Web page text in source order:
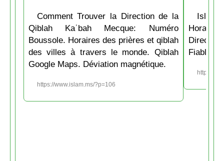
Comment Trouver la Direction de la
Qiblah Kaʿbah Mecque: Numéro
Boussole. Horaires des prières et qiblah
des villes à travers le monde. Qiblah
Google Maps. Déviation magnétique.
https://www.islam.ms/?p=106
Fiable et
https://